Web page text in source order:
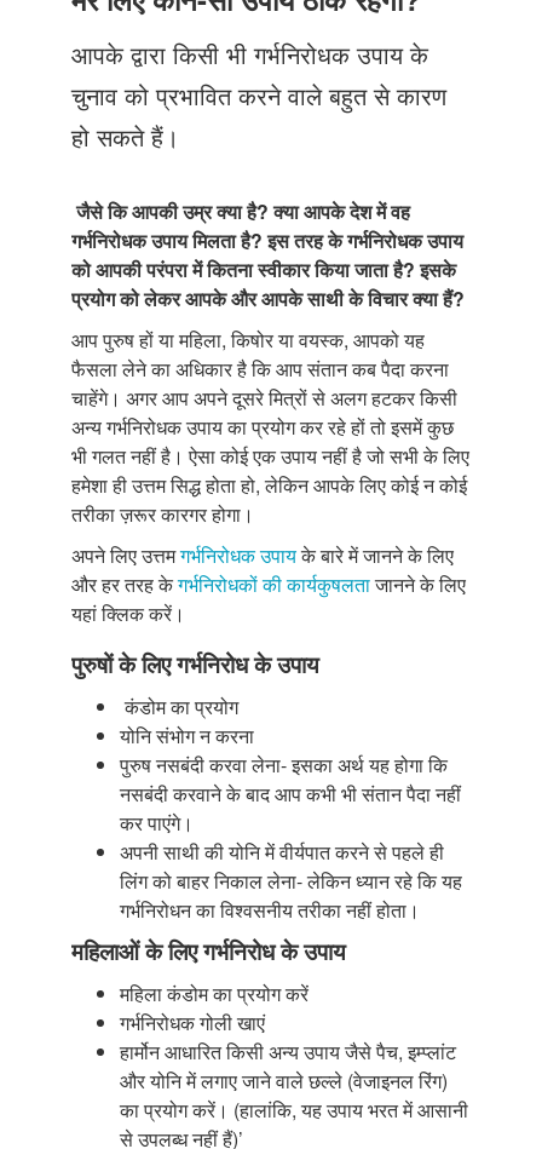
Just Poocho
संपर्क करें
आपके द्वारा किसी भी गर्भनिरोधक उपाय के
चुनाव को प्रभावित करने वाले बहुत से कारण
हो सकते हैं।
जैसे कि आपकी उम्र क्या है? क्या आपके देशमें वह
गर्भनिरोधक उपाय मिलता है? इस तरह के गर्भनिरोधक उपाय
को आपकी परंपरा में कितना स्वीकार किया जाता है? इसके
प्रयोग को लेकर आपके और आपके साथी के विचार क्या हैं?
आप पुरुष हों या महिला, किषोर या वयस्क, आपको यह
फैसला लेने का अधिकार है कि आप संतान कब पैदा करना
चाहेंगे। अगर आप अपने दूसरे मित्रों से अलग हटकर किसी
अन्य गर्भनिरोधक उपाय का प्रयोग कर रहे हों तो इसमें कुछ
भी गलत नहीं है। ऐसा कोई एक उपाय नहीं है जो सभी के लिए
हमेशा ही उत्तम सिद्ध होता हो, लेकिन आपके लिए कोई न कोई
तरीका ज़रूर कारगर होगा।
अपने लिए उत्तमगर्भनिरोधक उपायके बारे में जानने के लिए
और हर तरह केगर्भनिरोधकों की कार्यकुषलताजानने के लिए
यहां क्लिक करें।
पुरुषों के लिए गर्भनिरोध के उपाय
कंडोम का प्रयोग
योनि संभोग न करना
पुरुष नसबंदी करवा लेना- इसका अर्थ यह होगा कि
नसबंदी करवाने के बाद आप कभी भी संतान पैदा नहीं
कर पाएंगे।
अपनी साथी की योनि में वीर्यपात करने से पहले ही
लिंग को बाहर निकाल लेना- लेकिन ध्यान रहे कि यह
गर्भनिरोधन का विश्वसनीय तरीका नहीं होता।
महिलाओं के लिए गर्भनिरोध के उपाय
महिला कंडोम का प्रयोग करें
गर्भनिरोधक गोली खाएं
हार्मोन आधारित किसी अन्य उपाय जैसे पैच, इम्प्लांट
और योनि में लगाए जाने वाले छल्ले (वेजाइनल रिंग)
का प्रयोग करें। (हालांकि, यह उपाय भरत में आसानी
से उपलब्ध नहीं हैं)’